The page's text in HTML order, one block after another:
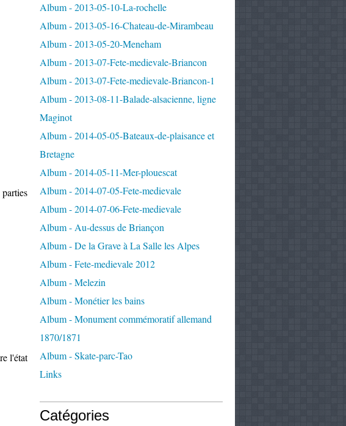
l'état
Album - 2013-05-10-La-rochelle
Album - 2013-05-16-Chateau-de-Mirambeau
Album - 2013-05-20-Meneham
Album - 2013-07-Fete-medievale-Briancon
Album - 2013-07-Fete-medievale-Briancon-1
Album - 2013-08-11-Balade-alsacienne, ligne
Maginot
Album - 2014-05-05-Bateaux-de-plaisance et
Bretagne
Album - 2014-05-11-Mer-plouescat
Album - 2014-07-05-Fete-medievale
Album - 2014-07-06-Fete-medievale
Album - Au-dessus de Briançon
Album - De la Grave à La Salle les Alpes
Album - Fete-medievale 2012
Album - Melezin
Album - Monétier les bains
Album - Monument commémoratif allemand
1870/1871
Album - Skate-parc-Tao
Links
Catégories